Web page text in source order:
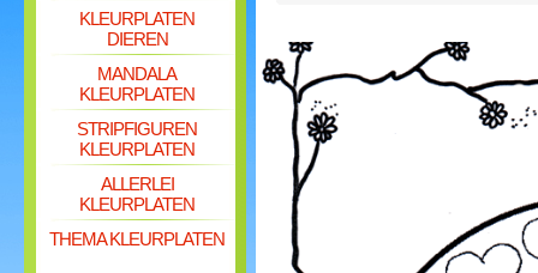
KLEURPLATEN
DIEREN
MANDALA
KLEURPLATEN
STRIPFIGUREN
KLEURPLATEN
ALLERLEI
KLEURPLATEN
THEMA KLEURPLATEN